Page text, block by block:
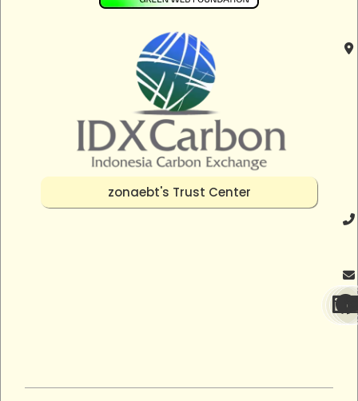
zonaebt's Trust Center